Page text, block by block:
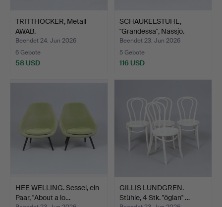
TRITTHOCKER, Metall
AWAB.
Beendet 24. Jun 2026
6 Gebote
58 USD
SCHAUKELSTUHL,
''Grandessa'', Nässjö.
Beendet 23. Jun 2026
5 Gebote
116 USD
HEE WELLING. Sessel, ein
Paar, "About a lo…
GILLIS LUNDGREN.
Stühle, 4 Stk. ''öglan'' …